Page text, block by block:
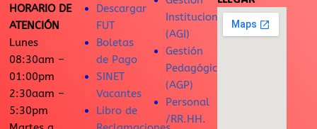
HORARIO DE
ATENCIÓN
Lunes
08:30am –
01:00pm
2:30aam –
5:30pm
Descargar
FUT
Boletas
de Pago
SINET
Vacantes
Libro de
Institucional
(AGI)
Gestión
Pedagógica
(AGP)
Personal
/RR.HH.